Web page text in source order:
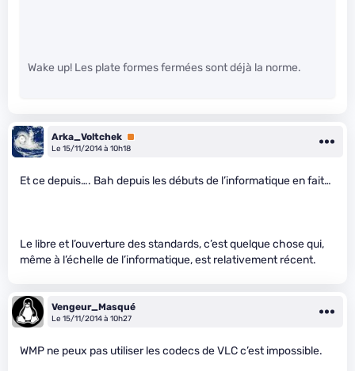
Wake up! Les plate formes fermées sont déjà la norme.
Arka_Voltchek Premium
Le 15/11/2014 à 10h18
Et ce depuis…. Bah depuis les débuts de l’informatique en fait…
Le libre et l’ouverture des standards, c’est quelque chose qui,
même à l’échelle de l’informatique, est relativement récent.
Vengeur_Masqué
Le 15/11/2014 à 10h27
WMP ne peux pas utiliser les codecs de VLC c’est impossible.